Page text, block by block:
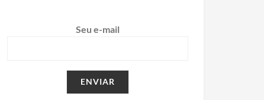
Seu e-mail